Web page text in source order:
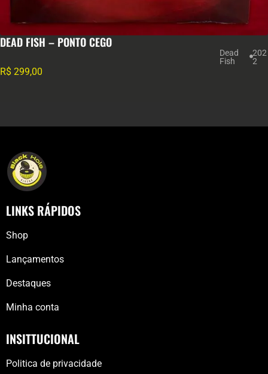
DEAD FISH – PONTO CEGO
Dead
Fish
202
2
R$ 299,00
LINKS RÁPIDOS
Shop
Lançamentos
Destaques
Minha conta
INSITTUCIONAL
Politica de privacidade